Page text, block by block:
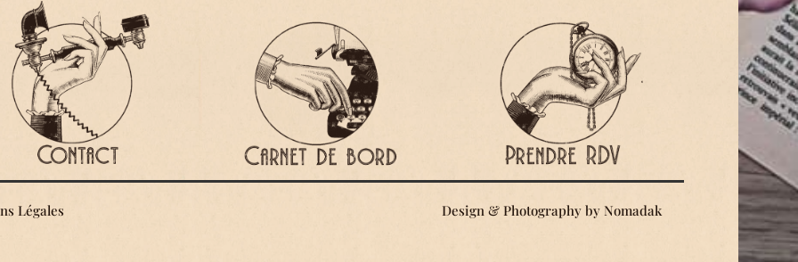
Légales Design & Photography byNomadak